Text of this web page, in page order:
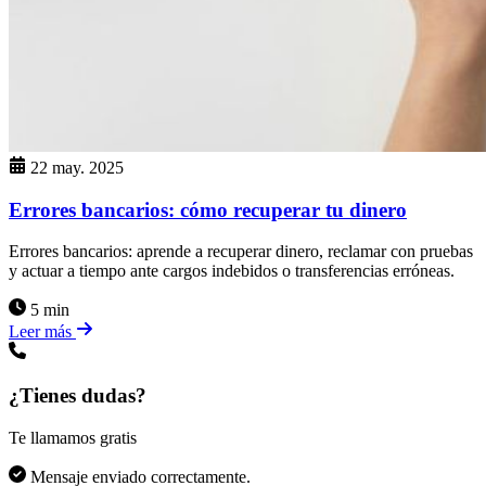
22 may. 2025
Errores bancarios: cómo recuperar tu dinero
Errores bancarios: aprende a recuperar dinero, reclamar con pruebas
y actuar a tiempo ante cargos indebidos o transferencias erróneas.
5 min
Leer más
¿Tienes dudas?
Te llamamos gratis
Mensaje enviado correctamente.